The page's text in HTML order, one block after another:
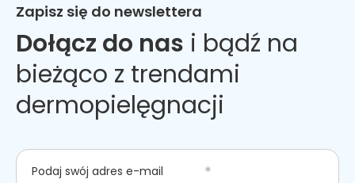
Zapisz się do newslettera
Dołącz do nas i bądź na
bieżąco z trendami
dermopielęgnacji
Podaj swój adres e-mail